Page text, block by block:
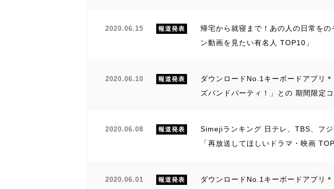
2020.06.15 報道発表
帰宅から就寝まで！あの人の日常を
ン動画を見たい有名人 TOP10」
2020.06.10 報道発表
ダウンロードNo.1キーボードアプリ
ズバンドパーティ！」との 期間限定コ
2020.06.08 報道発表
Simejiランキング 日テレ、TBS、フ
「再放送してほしいドラマ・映画
2020.06.01 報道発表
ダウンロードNo.1キーボードアプリ